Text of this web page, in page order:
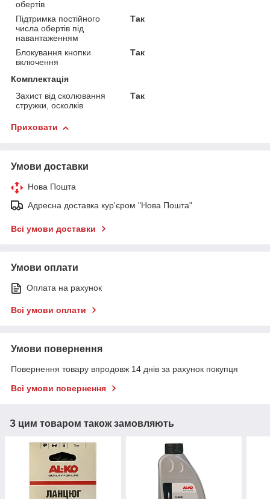
обертів
Підтримка постійного
числа обертів під
навантаженням
Так
Блокування кнопки
включення
Так
Комплектація
Захист від сколювання
стружки, осколків
Так
Приховати
Умови доставки
Нова Пошта
Адресна доставка кур'єром "Нова Пошта"
Всі умови доставки
Умови оплати
Оплата на рахунок
Всі умови оплати
Умови повернення
Повернення товару впродовж 14 днів за рахунок покупця
Всі умови повернення
З цим товаром також замовляють